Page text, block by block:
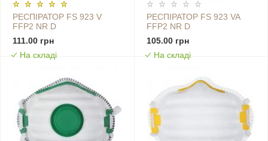
РЕСПІРАТОР FS 923 V
FFP2 NR D
111.00 грн
На складі
РЕСПІРАТОР FS 923 VA
FFP2 NR D
105.00 грн
На складі